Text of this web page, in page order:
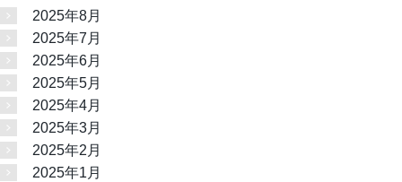
2025年8月
2025年7月
2025年6月
2025年5月
2025年4月
2025年3月
2025年2月
2025年1月